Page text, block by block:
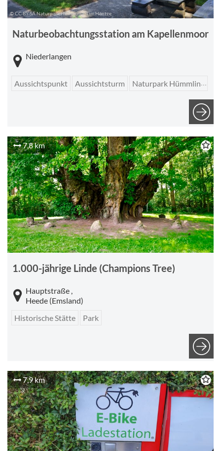
© CC-BY-SA Naturpark Hümmling, Tim Hentze
Naturbeobachtungsstation am Kapellenmoor
Niederlangen
Aussichtspunkt Aussichtsturm Naturpark Hümmling
7,8 km
1.000-jährige Linde (Champions Tree)
Hauptstraße ,
Heede (Emsland)
Historische Stätte
Park
7,9 km